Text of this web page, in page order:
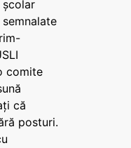
școlar
comite
că
posturi.